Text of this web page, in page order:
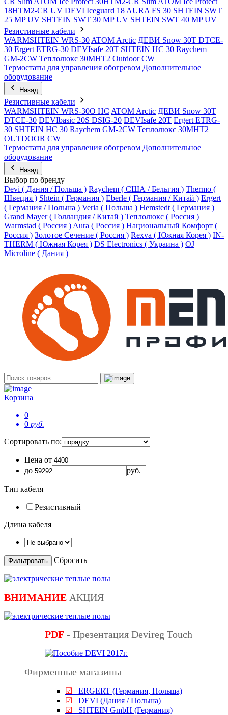
18HTM2-CR UV DEVI Iceguard 18 AURA FS 30 SHTEIN SWT
25 MP UV SHTEIN SWT 30 MP UV SHTEIN SWT 40 MP UV
Резистивные кабели
WARMSHTEIN WRS-30 ATOM Arctic ДЕВИ Snow 30T DTCE-
30 Ergert ETRG-30 DEVIsafe 20T SHTEIN HC 30 Raychem
GM-2CW Теплолюкс 30МНТ2 Outdoor CW
Термостаты для управления обогревом Дополнительное
оборудование
Назад
Резистивные кабели
WARMSHTEIN WRS-30O HC ATOM Arctic ДЕВИ Snow 30T
DTCE-30 DEVIbasic 20S DSIG-20 DEVIsafe 20T Ergert ETRG-
30 SHTEIN HC 30 Raychem GM-2CW Теплолюкс 30МНТ2
OUTDOOR CW
Термостаты для управления обогревом Дополнительное
оборудование
Назад
Выбор по бренду
Devi ( Дания / Польша ) Raychem ( США / Бельгия ) Thermo (
Швеция ) Shtein ( Германия ) Eberle ( Германия / Китай ) Ergert
( Германия / Польша ) Veria ( Польша ) Hemstedt ( Германия )
Grand Mayer ( Голландия / Китай ) Теплолюкс ( Россия )
Warmstad ( Россия ) Aura ( Россия ) Национальный Комфорт (
Россия ) Золотое Сечение ( Россия ) Rexva ( Южная Корея ) IN-
THERM ( Южная Корея ) DS Electronics ( Украина ) OJ
Microline ( Дания )
Корзина
0
0 руб.
Сортировать по:
Цена от
до
руб.
Тип кабеля
Резистивный
Длина кабеля
Сбросить
ВНИМАНИЕ АКЦИЯ
PDF - Презентация Devireg Touch
Фирменные магазины
☑
ERGERT (Германия, Польша)
☑
DEVI (Дания / Польша)
☑
SHTEIN GmbH (Германия)